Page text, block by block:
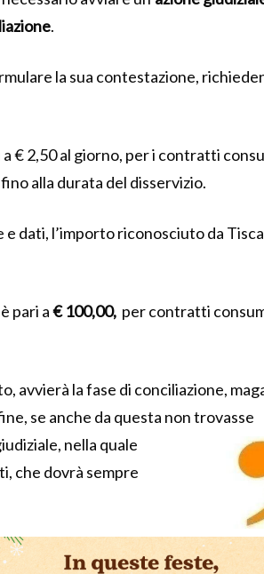
.
la sua contestazione,
€ 2,50 al giorno, per i contratti
alla durata del disservizio.
dati, l’importo riconosciuto da
pari a€ 100,00, per contratti
avvierà la fase di conciliazione,
se anche da questa non trovasse
nella quale
che dovrà sempre